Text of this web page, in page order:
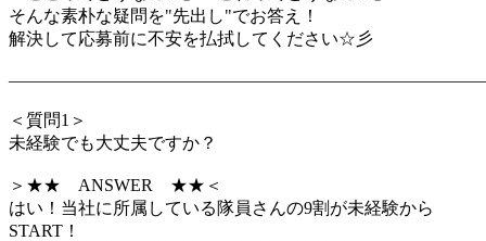
そんな素朴な疑問を"先出し"でお答え！
解決して応募前に不安を払拭してください☆彡
＜質問1＞
未経験でも大丈夫ですか？
＞★★ ANSWER ★★＜
はい！当社に所属している隊員さんの9割が未経験から
START！